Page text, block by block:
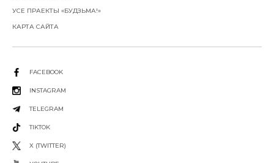
УСЕ ПРАЕКТЫ «БУДЗЬМА!»
КАРТА САЙТА
FACEBOOK
INSTAGRAM
TELEGRAM
TIKTOK
X (TWITTER)